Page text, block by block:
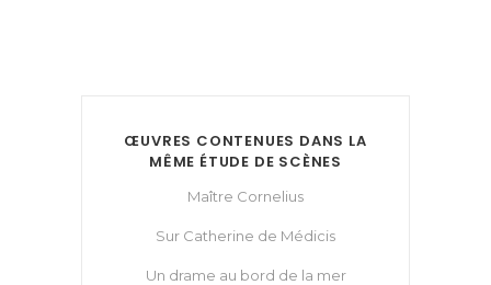
ŒUVRES CONTENUES DANS LA
MÊME ÉTUDE DE SCÈNES
Maître Cornelius
Sur Catherine de Médicis
Un drame au bord de la mer